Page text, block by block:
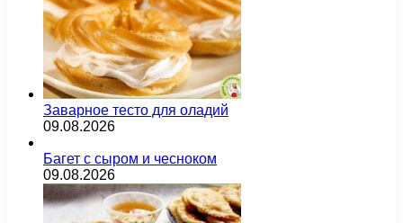
Заварное тесто для оладий
09.08.2026
Багет с сыром и чесноком
09.08.2026